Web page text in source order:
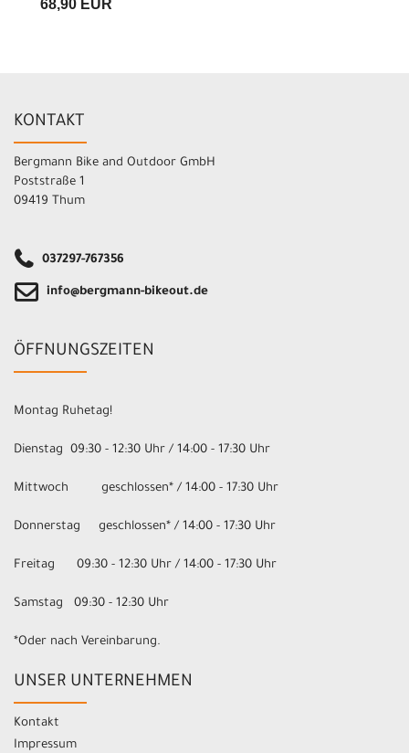
68,90 EUR
KONTAKT
Bergmann Bike and Outdoor GmbH
Poststraße 1
09419 Thum
037297-767356
info@bergmann-bikeout.de
ÖFFNUNGSZEITEN
Montag Ruhetag!
Dienstag 09:30 - 12:30 Uhr / 14:00 - 17:30 Uhr
Mittwoch geschlossen* / 14:00 - 17:30 Uhr
Donnerstag geschlossen* / 14:00 - 17:30 Uhr
Freitag 09:30 - 12:30 Uhr / 14:00 - 17:30 Uhr
Samstag 09:30 - 12:30 Uhr
*Oder nach Vereinbarung.
UNSER UNTERNEHMEN
Kontakt
Impressum